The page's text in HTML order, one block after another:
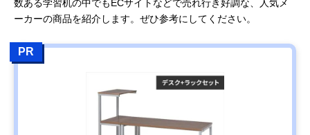
数ある学習机の中でもECサイトなどで売れ行き好調な、人気メ
ーカーの商品を紹介します。ぜひ参考にしてください。
PR